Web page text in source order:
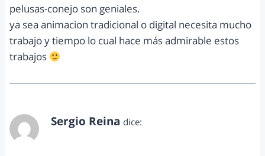
pelusas-conejo son geniales.
ya sea animacion tradicional o digital necesita mucho
trabajo y tiempo lo cual hace más admirable estos
trabajos
Sergio Reina dice: